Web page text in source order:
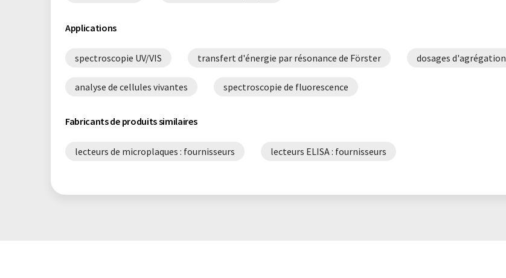
Applications
spectroscopie UV/VIS transfert d'énergie par résonance de Förster dosages d'agrégation
analyse de cellules vivantes spectroscopie de fluorescence
Fabricants de produits similaires
lecteurs de microplaques : fournisseurs lecteurs ELISA : fournisseurs